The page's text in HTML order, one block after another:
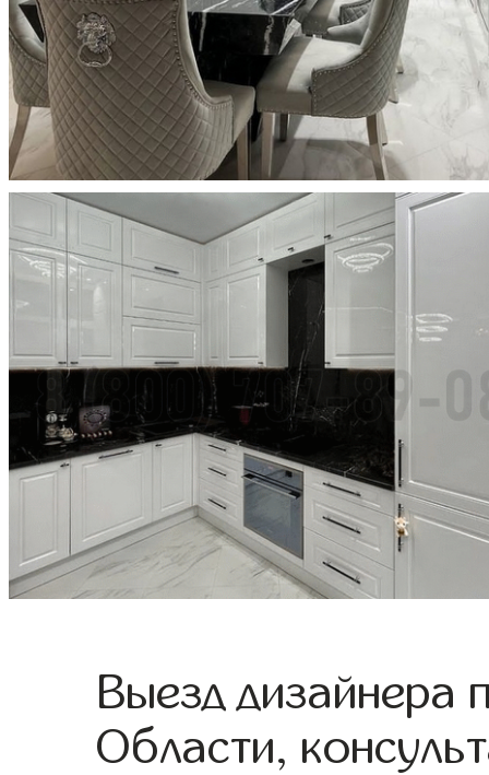
Выезд дизайнера
Области,